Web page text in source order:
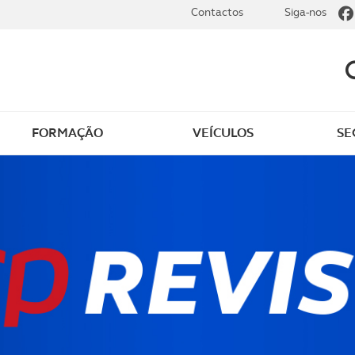
FORMAÇÃO
seus
VEÍCULOS
Contactos Siga-nos